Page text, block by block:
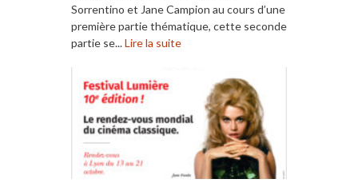
Sorrentino et Jane Campion au cours d’une
première partie thématique, cette seconde
partie se...Lire la suite